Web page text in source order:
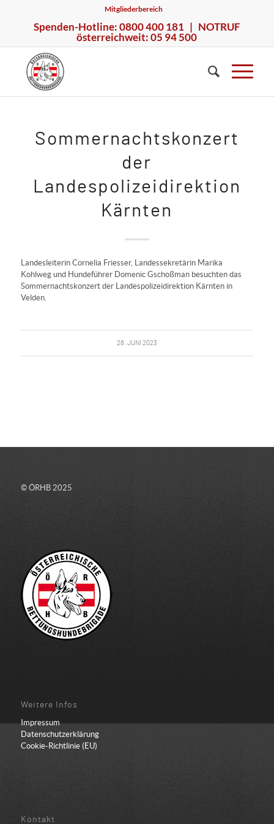
Mitgliederbereich
Spenden-Hotline: 0800 400 181 | NOTRUF
österreichweit: 05 94 500
Sommernachtskonzert
der
Landespolizeidirektion
Kärnten
Landesleiterin Cornelia Friesser, Landessekretärin Marika
Kohlweg und Hundeführer Domenic Gschoßman besuchten das
Sommernachtskonzert der Landespolizeidirektion Kärnten in
Velden.
28. JUNI 2023
© ÖRHB 2025
Weitere Infos
Impressum
Datenschutzerklärung
Cookie-Richtlinie (EU)
Kontakt